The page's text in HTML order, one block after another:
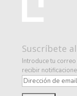
Suscríbete
Introduce tu
recibir
D
i